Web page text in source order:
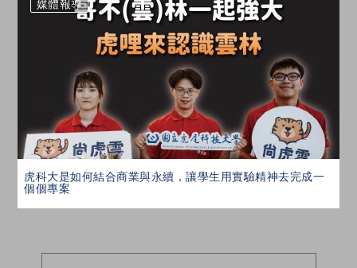
按鈕
媒體報導
虎科大是如何結合商業與永續，讓學生用實驗精神去完成一
個個專案